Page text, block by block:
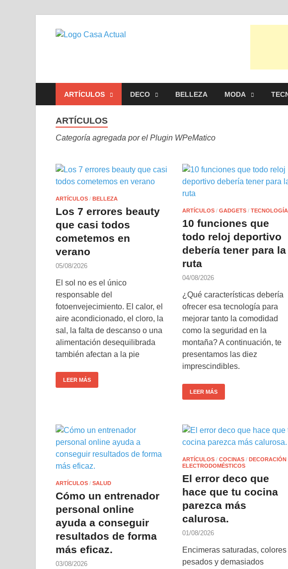
ARTÍCULOS DECO BELLEZA MODA
ARTÍCULOS
Categoría agregada por el Plugin WPeMatico
ARTÍCULOS / BELLEZA
Los 7 errores beauty
que casi todos
cometemos en
verano
05/08/2026
El sol no es el único
responsable del
fotoenvejecimiento. El calor, el
aire acondicionado, el cloro, la
sal, la falta de descanso o una
alimentación desequilibrada
también afectan a la pie
LEER MÁS
ARTÍCULOS / GADGETS / TECNOLOGÍA
10 funciones que
todo reloj deportivo
debería tener para la
ruta
04/08/2026
¿Qué características debería
ofrecer esa tecnología para
mejorar tanto la comodidad
como la seguridad en la
montaña? A continuación, te
presentamos las diez
imprescindibles.
LEER MÁS
ARTÍCULOS / SALUD
Cómo un entrenador
personal online
ayuda a conseguir
resultados de forma
más eficaz.
03/08/2026
ARTÍCULOS / COCINAS / DECORACIÓN
ELECTRODOMÉSTICOS
El error deco que
hace que tu cocina
parezca más
calurosa.
01/08/2026
Encimeras saturadas, colores
pesados y demasiados